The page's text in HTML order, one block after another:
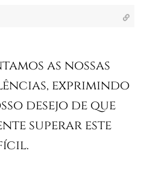
as nossas
exprimindo
desejo de que
superar este